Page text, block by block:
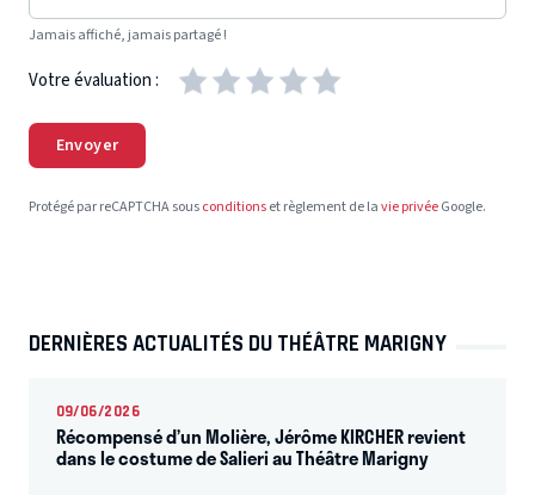
Jamais affiché, jamais partagé !
Votre évaluation :
Envoyer
Protégé par reCAPTCHA sousconditionset règlement de lavie privéeGoogle.
DERNIÈRES ACTUALITÉS DU THÉÂTRE MARIGNY
09/06/2026
Récompensé d’un Molière, Jérôme KIRCHER revient
dans le costume de Salieri au Théâtre Marigny